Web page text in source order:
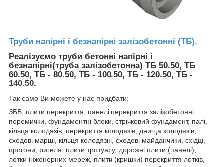
Труби напірні і безнапірні залізобетонні (ТБ).
Реалізуємо труби бетонні напірні і
безнапірні(труба залізобетонна) ТБ 50.50, ТБ
60.50, ТБ - 80.50, ТБ - 100.50, ТБ - 120.50, ТБ -
140.50.
Так само Ви можете у нас придбати:
ЗБВ: плити перекриття, панелі перекриття залізобетонні,
перемички, фундаментні блоки, стрічковий фундамент, палі,
кільця колодязів, перекриття колодязів, днища колодязів,
сходові марші, кільця колодязні, сходові майданчики, східці,
прогони, ригеля, плити тротуару, дорожні плити (панелі),
лотки інженерних мереж, плити (кришки) перекриття лотків,